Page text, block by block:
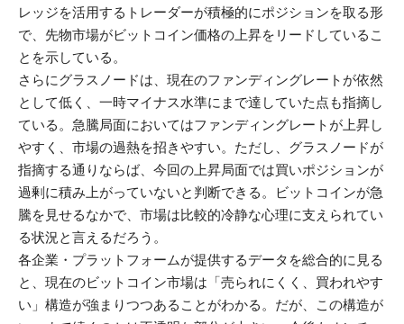
レッジを活用するトレーダーが積極的にポジションを取る形
で、先物市場がビットコイン価格の上昇をリードしているこ
とを示している。
さらにグラスノードは、現在のファンディングレートが依然
として低く、一時マイナス水準にまで達していた点も指摘し
ている。急騰局面においてはファンディングレートが上昇し
やすく、市場の過熱を招きやすい。ただし、グラスノードが
指摘する通りならば、今回の上昇局面では買いポジションが
過剰に積み上がっていないと判断できる。ビットコインが急
騰を見せるなかで、市場は比較的冷静な心理に支えられてい
る状況と言えるだろう。
各企業・プラットフォームが提供するデータを総合的に見る
と、現在のビットコイン市場は「売られにくく、買われやす
い」構造が強まりつつあることがわかる。だが、この構造が